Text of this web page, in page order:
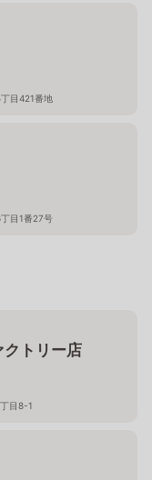
目421番地
目1番27号
トリー店
目8-1